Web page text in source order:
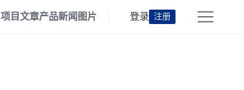
项目文章产品新闻 图片 登录 注册